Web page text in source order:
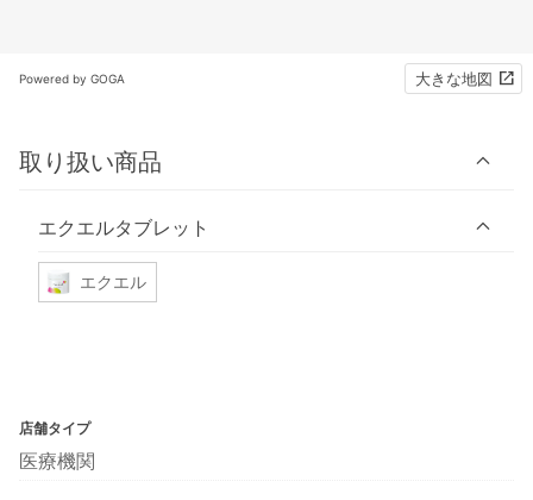
Powered by GOGA 大きな地図
取り扱い商品
エクエルタブレット
エクエル
店舗タイプ
医療機関